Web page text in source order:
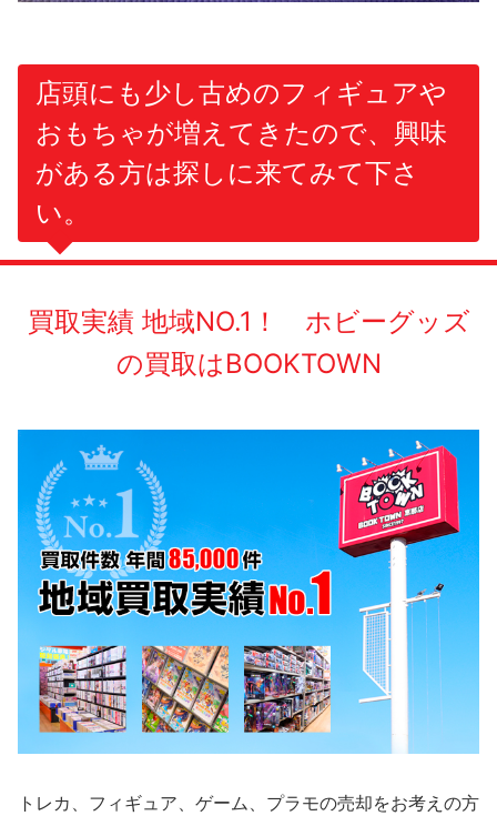
店頭にも少し古めのフィギュアや
おもちゃが増えてきたので、興味
がある方は探しに来てみて下さ
い。
買取実績 地域NO.1！ ホビーグッズ
の買取はBOOKTOWN
トレカ、フィギュア、ゲーム、プラモの売却をお考えの方